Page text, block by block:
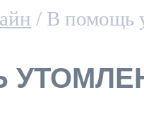
/ В помощь